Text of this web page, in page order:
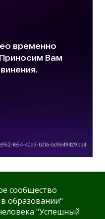
сообщество
образовании"
"Успешный